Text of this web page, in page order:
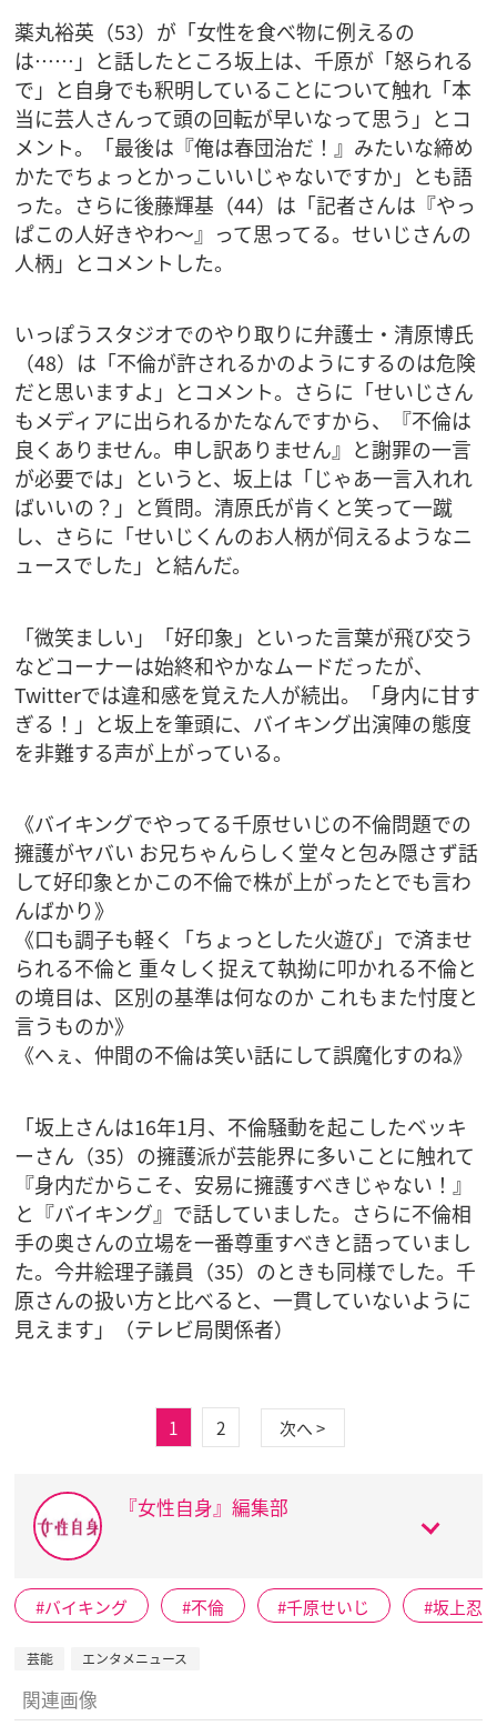
薬丸裕英（53）が「女性を食べ物に例えるの
は……」と話したところ坂上は、千原が「怒られる
で」と自身でも釈明していることについて触れ「本
当に芸人さんって頭の回転が早いなって思う」とコ
メント。「最後は『俺は春団治だ！』みたいな締め
かたでちょっとかっこいいじゃないですか」とも語
った。さらに後藤輝基（44）は「記者さんは『やっ
ぱこの人好きやわ～』って思ってる。せいじさんの
人柄」とコメントした。
いっぽうスタジオでのやり取りに弁護士・清原博氏
（48）は「不倫が許されるかのようにするのは危険
だと思いますよ」とコメント。さらに「せいじさん
もメディアに出られるかたなんですから、『不倫は
良くありません。申し訳ありません』と謝罪の一言
が必要では」というと、坂上は「じゃあ一言入れれ
ばいいの？」と質問。清原氏が肯くと笑って一蹴
し、さらに「せいじくんのお人柄が伺えるようなニ
ュースでした」と結んだ。
「微笑ましい」「好印象」といった言葉が飛び交う
などコーナーは始終和やかなムードだったが、
Twitterでは違和感を覚えた人が続出。「身内に甘す
ぎる！」と坂上を筆頭に、バイキング出演陣の態度
を非難する声が上がっている。
《バイキングでやってる千原せいじの不倫問題での
擁護がヤバい お兄ちゃんらしく堂々と包み隠さず話
して好印象とかこの不倫で株が上がったとでも言わ
んばかり》
《口も調子も軽く「ちょっとした火遊び」で済ませ
られる不倫と 重々しく捉えて執拗に叩かれる不倫と
の境目は、区別の基準は何なのか これもまた忖度と
言うものか》
《へぇ、仲間の不倫は笑い話にして誤魔化すのね》
「坂上さんは16年1月、不倫騒動を起こしたベッキ
ーさん（35）の擁護派が芸能界に多いことに触れて
『身内だからこそ、安易に擁護すべきじゃない！』
と『バイキング』で話していました。さらに不倫相
手の奥さんの立場を一番尊重すべきと語っていまし
た。今井絵理子議員（35）のときも同様でした。千
原さんの扱い方と比べると、一貫していないように
見えます」（テレビ局関係者）
1 2 次へ >
『女性自身』編集部
バイキング 不倫 千原せいじ 坂上忍
芸能 エンタメニュース
関連画像